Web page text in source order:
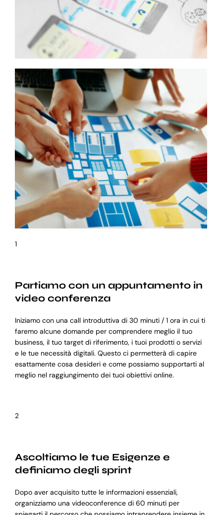
1
Partiamo con un appuntamento in
video conferenza
Iniziamo con una call introduttiva di 30 minuti / 1 ora in cui ti
faremo alcune domande per comprendere meglio il tuo
business, il tuo target di riferimento, i tuoi prodotti o servizi
e le tue necessità digitali. Questo ci permetterà di capire
esattamente cosa desideri e come possiamo supportarti al
meglio nel raggiungimento dei tuoi obiettivi online.
2
Ascoltiamo le tue Esigenze e
definiamo degli sprint
Dopo aver acquisito tutte le informazioni essenziali,
organizziamo una videoconference di 60 minuti per